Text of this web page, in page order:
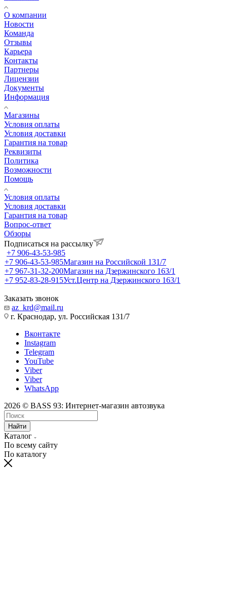
О компании
Новости
Команда
Отзывы
Карьера
Контакты
Партнеры
Лицензии
Документы
Информация
Магазины
Условия оплаты
Условия доставки
Гарантия на товар
Реквизиты
Политика
Возможности
Помощь
Условия оплаты
Условия доставки
Гарантия на товар
Вопрос-ответ
Обзоры
Подписаться на рассылку
+7 906-43-53-985
+7 906-43-53-985Магазин на Российской 131/7
+7 967-31-32-200Магазин на Дзержинского 163/1
+7 952-83-28-915Уст.Центр на Дзержинского 163/1
Заказать звонок
az_krd@mail.ru
г. Краснодар, ул. Российская 131/7
Вконтакте
Instagram
Telegram
YouTube
Viber
Viber
WhatsApp
2026 © BASS 93: Интернет-магазин автозвука
Найти
Каталог
По всему сайту
По каталогу